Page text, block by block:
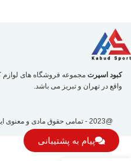
کبود اسپرت مجموعه فروشگاه های
واقع در تهران و تبریز می باشد.
@2023 - تمامی حقوق مادی و معنوی این سایت متعلق به
پیام به پشتیبانی